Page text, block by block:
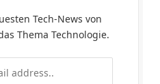
Tech-News von
Thema Technologie.